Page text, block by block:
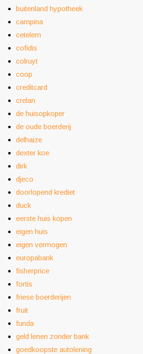
buitenland hypotheek
campina
cetelem
cofidis
colruyt
coop
creditcard
crelan
de huisopkoper
de oude boerderij
delhaize
dexter koe
dirk
djeco
doorlopend krediet
duck
eerste huis kopen
eigen huis
eigen vermogen
europabank
fisherprice
fortis
friese boerderijen
fruit
funda
geld lenen zonder bank
goedkoopste autolening